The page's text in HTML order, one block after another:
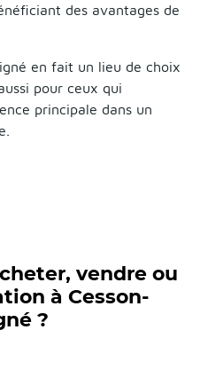
des avantages de
en fait un lieu de choix
pour ceux qui
principale dans un
vendre ou
à Cesson-
?